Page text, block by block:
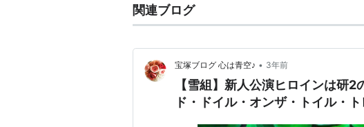
関連ブログ
宝塚ブログ 心は青空♪ • 3年前
【雪組】新人公演ヒロインは研
ド・ドイル・オンザ・トイル・ト